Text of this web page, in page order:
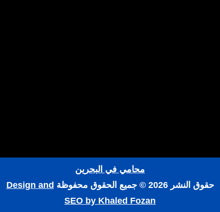
محامي في البحرين
حقوق النشر 2026 © جميع الحقوق محفوظة
Design and
SEO by Khaled Fozan